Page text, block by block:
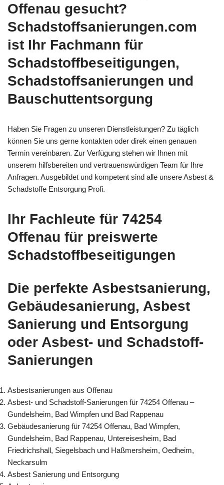
Offenau gesucht?
Schadstoffsanierungen.com
ist Ihr Fachmann für
Schadstoffbeseitigungen,
Schadstoffsanierungen und
Bauschuttentsorgung
Haben Sie Fragen zu unseren Dienstleistungen? Zu täglich
können Sie uns gerne kontakten oder direk einen genauen
Termin vereinbaren. Zur Verfügung stehen wir Ihnen mit
unserem hilfsbereiten und vertrauenswürdigen Team für Ihre
Anfragen. Ausgebildet und kompetent sind alle unsere Asbest &
Schadstoffe Entsorgung Profi.
Ihr Fachleute für 74254
Offenau für preiswerte
Schadstoffbeseitigungen
Die perfekte Asbestsanierung,
Gebäudesanierung, Asbest
Sanierung und Entsorgung
oder Asbest- und Schadstoff-
Sanierungen
Asbestsanierungen aus Offenau
Asbest- und Schadstoff-Sanierungen für 74254 Offenau –
Gundelsheim, Bad Wimpfen und Bad Rappenau
Gebäudesanierung für 74254 Offenau, Bad Wimpfen,
Gundelsheim, Bad Rappenau, Untereisesheim, Bad
Friedrichshall, Siegelsbach und Haßmersheim, Oedheim,
Neckarsulm
Asbest Sanierung und Entsorgung